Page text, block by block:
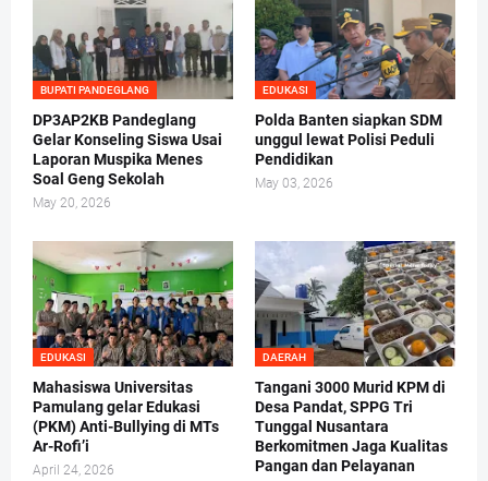
BUPATI PANDEGLANG
DP3AP2KB Pandeglang
Gelar Konseling Siswa Usai
Laporan Muspika Menes
Soal Geng Sekolah
May 20, 2026
EDUKASI
Polda Banten siapkan SDM
unggul lewat Polisi Peduli
Pendidikan
May 03, 2026
EDUKASI
Mahasiswa Universitas
Pamulang gelar Edukasi
(PKM) Anti-Bullying di MTs
Ar-Rofi’i
April 24, 2026
DAERAH
Tangani 3000 Murid KPM di
Desa Pandat, SPPG Tri
Tunggal Nusantara
Berkomitmen Jaga Kualitas
Pangan dan Pelayanan